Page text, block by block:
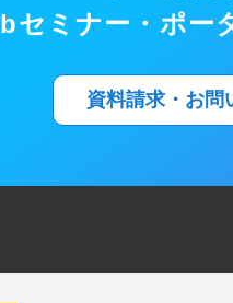
セミナー・ポー
資料請求・お問